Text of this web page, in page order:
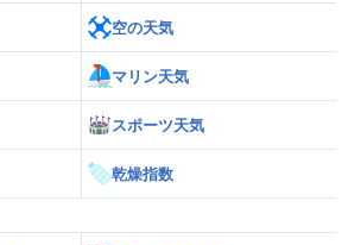
空の天気
マリン天気
スポーツ天気
乾燥指数